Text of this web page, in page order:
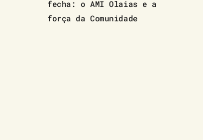
fecha: o AMI Olaias e a
força da Comunidade